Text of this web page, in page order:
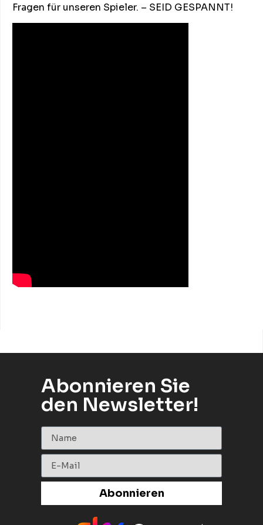
Fragen für unseren Spieler. – SEID GESPANNT!
Abonnieren Sie
den Newsletter!
Abonnieren